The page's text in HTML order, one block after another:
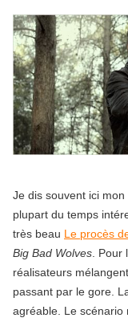
Je dis souvent ici
plupart du temps
très beau Le procès
Big Bad Wolves .
réalisateurs
passant par le gore.
agréable. Le scénario